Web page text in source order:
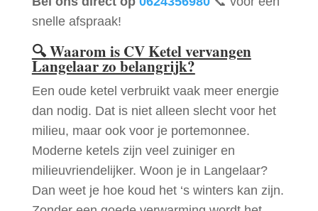
snelle afspraak!
🔍Waarom is CV Ketel vervangen
Langelaar zo belangrijk?
Een oude ketel verbruikt vaak meer energie
dan nodig. Dat is niet alleen slecht voor het
milieu, maar ook voor je portemonnee.
Moderne ketels zijn veel zuiniger en
milieuvriendelijker. Woon je in Langelaar?
Dan weet je hoe koud het ‘s winters kan zijn.